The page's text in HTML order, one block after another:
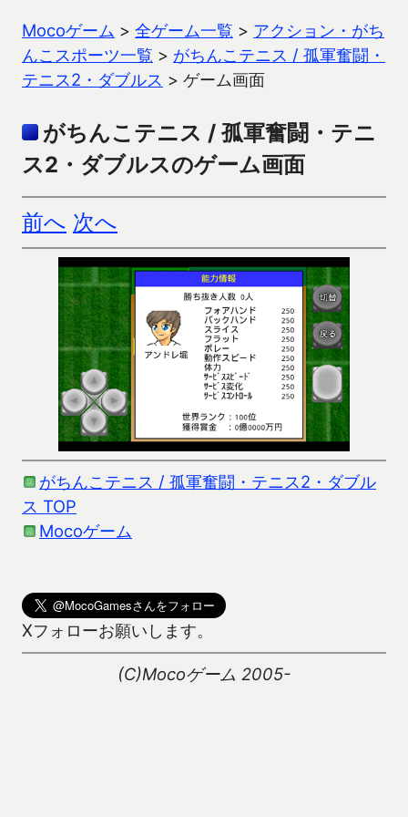
Mocoゲーム > 全ゲーム一覧 > アクション・がち
んこスポーツ一覧 > がちんこテニス / 孤軍奮闘・
テニス2・ダブルス > ゲーム画面
がちんこテニス / 孤軍奮闘・テニ
ス2・ダブルスのゲーム画面
前へ 次へ
がちんこテニス / 孤軍奮闘・テニス2・ダブル
ス TOP
Mocoゲーム
Xフォローお願いします。
(C)Mocoゲーム 2005-